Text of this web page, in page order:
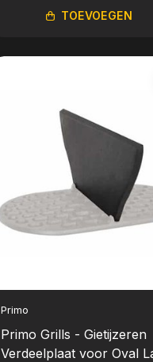
TOEVOEGEN
Primo
Primo Grills - Gietijzeren
Verdeelplaat voor Oval